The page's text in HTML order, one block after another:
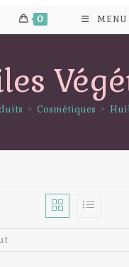
0 MENU
> Cosmétiques >